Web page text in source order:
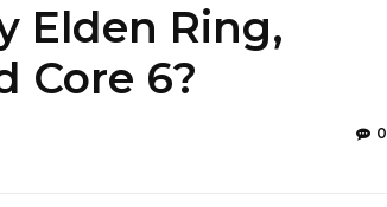
Elden Ring,
Core 6?
0